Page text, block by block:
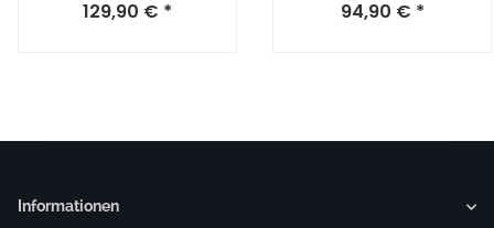
Kamera & LCD-
129,90 € *
4-Kanal 3D/6G RTF
94,90 € *
Informationen